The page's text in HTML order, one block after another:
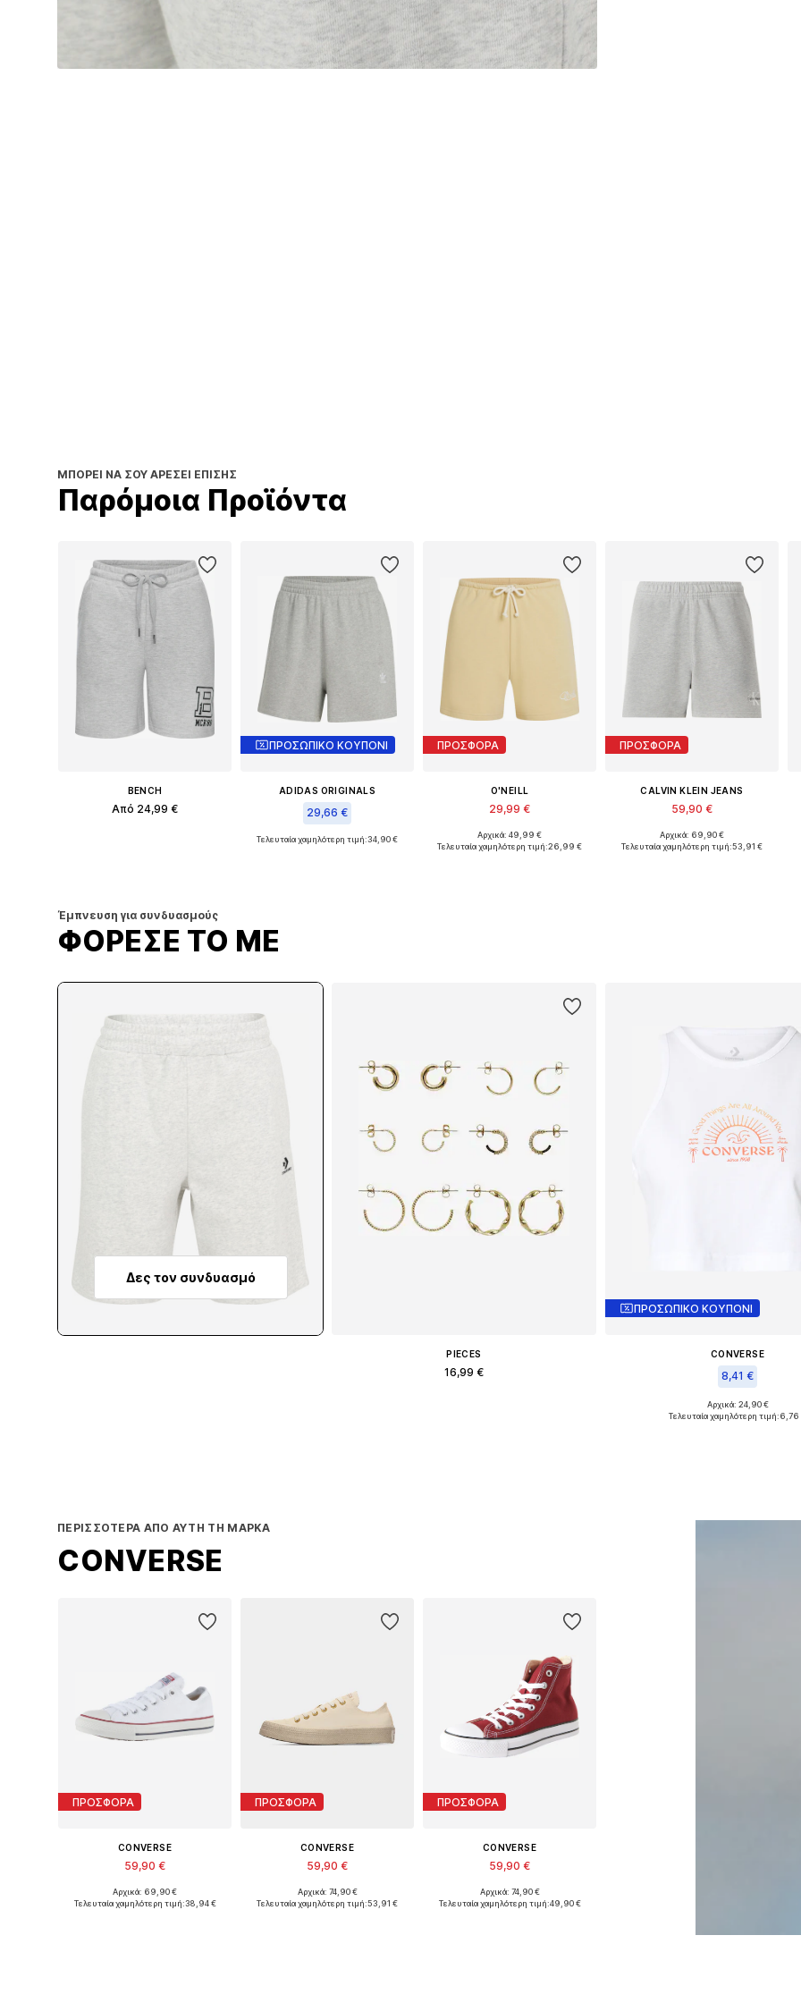
ΜΠΟΡΕΊ ΝΑ ΣΟΥ ΑΡΈΣΕΙ ΕΠΊΣΗΣ
Παρόμοια Προϊόντα
BENCH
Από 24,99 €
ΠΡΟΣΩΠΙΚΟ ΚΟΥΠΟΝΙ
ADIDAS ORIGINALS
29,66 €
Διαθέσιμο σε πολλά μεγέθη
Τελευταία χαμηλότερη τιμή:34,90 €
ΠΡΟΣΦΟΡΑ
O'NEILL
29,99 €
Αρχικά: 49,99 €
Τελευταία χαμηλότερη τιμή:26,99 €
ΠΡΟΣΦΟΡΑ
CALVIN KLEIN JEANS
59,90 €
Διαθέσιμο σε πολλά μεγέθη
Αρχικά: 69,90 €
Τελευταία χαμηλότερη τιμή:53,91 €
Έμπνευση για συνδυασμούς
ΦΟΡΕΣΕ ΤΟ ΜΕ
Δες τον συνδυασμό
PIECES
16,99 €
ΠΡΟΣΩΠΙΚΟ ΚΟΥΠΟΝΙ
CONVERSE
8,41 €
Διαθέσιμα μεγέθη: XL, XXL
Αρχικά: 24,90 €
Τελευταία χαμηλότερη τιμή:6,76
ΠΕΡΙΣΣΌΤΕΡΑ ΑΠΌ ΑΥΤΉ ΤΗ ΜΆΡΚΑ
CONVERSE
ΠΡΟΣΦΟΡΑ
CONVERSE
59,90 €
Διαθέσιμο σε πολλά μεγέθη
Αρχικά: 69,90 €
Τελευταία χαμηλότερη τιμή:38,94 €
ΠΡΟΣΦΟΡΑ
CONVERSE
59,90 €
Διαθέσιμο σε πολλά μεγέθη
Αρχικά: 74,90 €
Τελευταία χαμηλότερη τιμή:53,91 €
ΠΡΟΣΦΟΡΑ
CONVERSE
59,90 €
Διαθέσιμο σε πολλά μεγέθη
Αρχικά: 74,90 €
Τελευταία χαμηλότερη τιμή:49,90 €